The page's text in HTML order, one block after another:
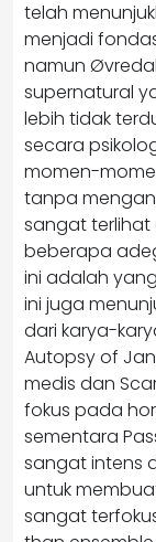
telah
menjadi
namun
supernatural
lebih tidak
secara
momen-
tanpa
sangat terlihat
beberapa
ini adalah
ini juga
dari karya-
Autopsy of
medis dan
fokus pada
sementara
sangat intens
untuk
sangat